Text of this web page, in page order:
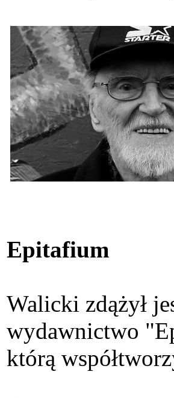
Epitafium
Walicki zdążył
wydawnictwo
którą